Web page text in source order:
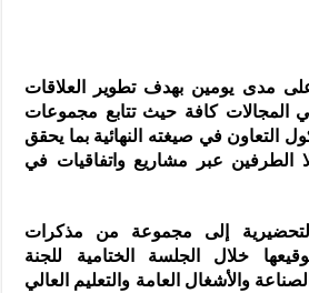
على مدى يومين بهدف تطوير العلاقات
المجالات كافة حيث تتابع مجموعات
التعاون في صيغته النهائية بما يحقق
الطرفين عبر مشاريع واتفاقيات في
إلى مجموعة من مذكرات
خلال الجلسة الختامية للجنة
والأشغال العامة والتعليم العالي